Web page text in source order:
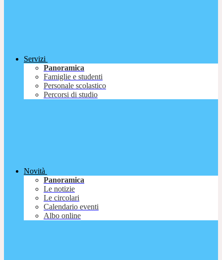
Servizi
Panoramica
Famiglie e studenti
Personale scolastico
Percorsi di studio
Novità
Panoramica
Le notizie
Le circolari
Calendario eventi
Albo online